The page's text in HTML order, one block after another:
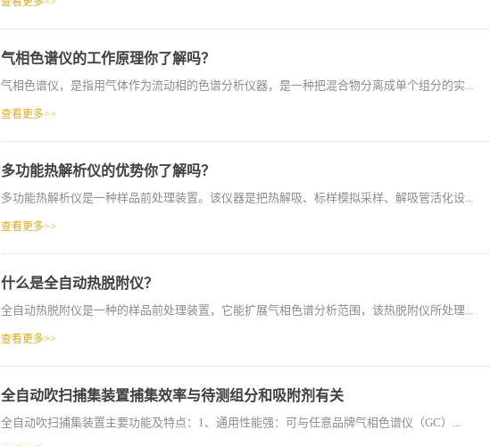
气相色谱仪的工作原理你了解吗？
气相色谱仪，是指用气体作为流动相的色谱分析仪器，是一种把混合物分离成单个组分的实...
查看更多>>
多功能热解析仪的优势你了解吗？
多功能热解析仪是一种样品前处理装置。该仪器是把热解吸、标样模拟采样、解吸管活化设...
查看更多>>
什么是全自动热脱附仪？
全自动热脱附仪是一种的样品前处理装置，它能扩展气相色谱分析范围，该热脱附仪所处理...
查看更多>>
全自动吹扫捕集装置捕集效率与待测组分和吸附剂有关
全自动吹扫捕集装置主要功能及特点：1、通用性能强：可与任意品牌气相色谱仪（GC）...